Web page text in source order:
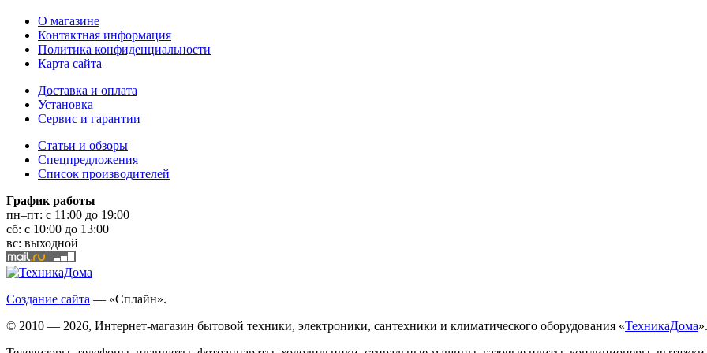
О магазине
Контактная информация
Политика конфиденциальности
Карта сайта
Доставка и оплата
Установка
Сервис и гарантии
Статьи и обзоры
Спецпредложения
Список производителей
График работы
пн–пт: с 11:00 до 19:00
сб: с 10:00 до 13:00
вс: выходной
Создание сайта — «Сплайн».
© 2010 — 2026, Интернет-магазин бытовой техники, электроники, сантехники и климатического оборудования «ТехникаДома».